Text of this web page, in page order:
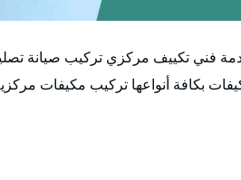
فني تكييف مركزي تركيب صيانة
بكافة أنواعها تركيب مكيفات